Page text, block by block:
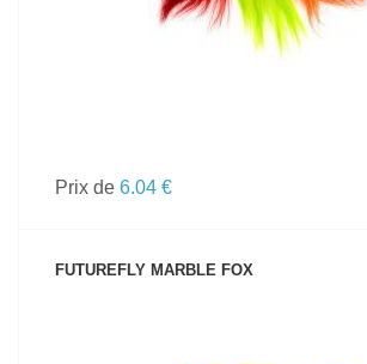
Prix de 6.04 €
FUTUREFLY MARBLE FOX